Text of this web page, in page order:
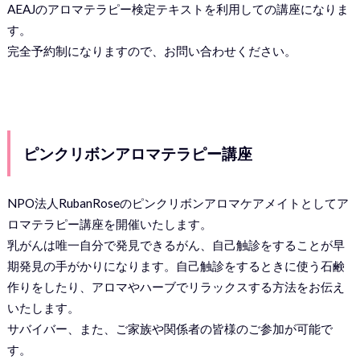
AEAJのアロマテラピー検定テキストを利用しての講座になりま
す。
完全予約制になりますので、お問い合わせください。
ピンクリボンアロマテラピー講座
NPO法人RubanRoseのピンクリボンアロマケアメイトとしてア
ロマテラピー講座を開催いたします。
乳がんは唯一自分で発見できるがん、自己触診をすることが早
期発見の手がかりになります。自己触診をするときに使う石鹸
作りをしたり、アロマやハーブでリラックスする方法をお伝え
いたします。
サバイバー、また、ご家族や関係者の皆様のご参加が可能で
す。